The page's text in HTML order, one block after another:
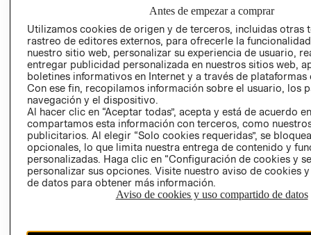
PROGRAMA DE
Y ÉTICA (INGLÉS)
DE INDUSTRIA Y
COMERCIO - SIC
PETICIONES
QUEJAS Y
RECLAMOS
Colombia ($)
CAMBIAR REGIÓN
Antes de empezar a comprar
Utilizamos cookies de origen y de terceros, incluidas otras
rastreo de editores externos, para ofrecerle la
nuestro sitio web, personalizar su experiencia de usuario,
entregar publicidad personalizada en nuestros sitios web,
boletines informativos en Internet y a través de plataformas
Con ese fin, recopilamos información sobre el usuario, los
navegación y el dispositivo.
Al hacer clic en “Aceptar todas”, acepta y está de acuerdo
compartamos esta información con terceros, como
publicitarios. Al elegir “Solo cookies requeridas”, se
opcionales, lo que limita nuestra entrega de contenido y
personalizadas. Haga clic en “Configuración de cookies y
personalizar sus opciones. Visite nuestro aviso de cookies
de datos para obtener más información.
Aviso de cookies y uso compartido de datos